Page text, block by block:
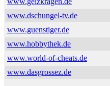
www.dschungel-tv.de
www.guenstiger.de
www.hobbythek.de
www.world-of-cheats.de
www.dasgrossez.de